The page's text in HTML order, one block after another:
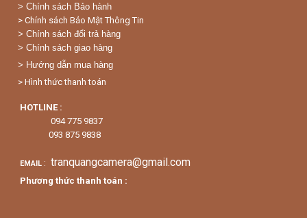
> Chính sách Bảo hành
> Chính sách Bảo Mật Thông Tin
> Chính sách đổi trả hàng
> Chính sách giao hàng
> Hướng dẫn mua hàng
> Hình thức thanh toán
HOTLINE :
094 775 9837
093 875 9838
EMAIL : tranquangcamera@gmail.com
Phương thức thanh toán :